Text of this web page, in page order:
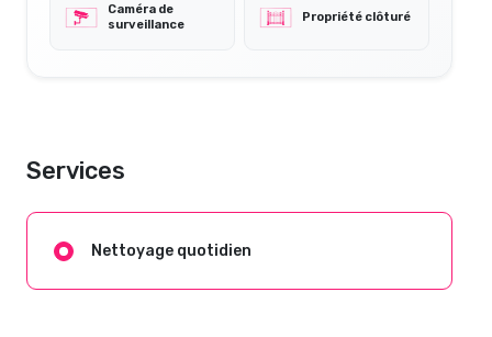
Caméra de
surveillance
Propriété clôturé
Services
Nettoyage quotidien